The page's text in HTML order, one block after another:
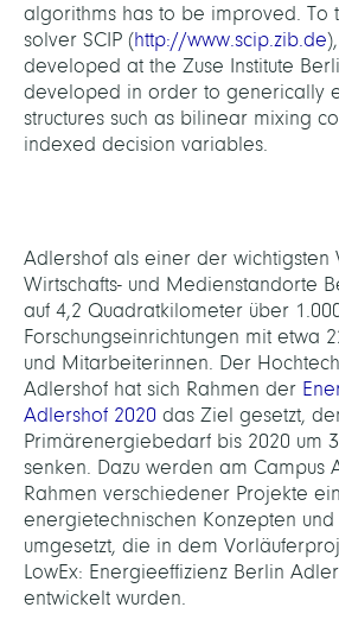
algorithms has to be improved. To
solver SCIP (http://www.scip.zib.de
developed at the Zuse Institute
developed in order to generically
structures such as bilinear mixing
indexed decision variables.
Adlershof als einer der wichtigsten
Wirtschafts- und Medienstandorte
auf 4,2 Quadratkilometer über
Forschungseinrichtungen mit etwa
und Mitarbeiterinnen. Der
Adlershof hat sich Rahmen der
Adlershof 2020 das Ziel gesetzt,
Primärenergiebedarf bis 2020 um
senken. Dazu werden am Campus
Rahmen verschiedener Projekte
energietechnischen Konzepten
umgesetzt, die in dem
LowEx: Energieeffizienz Berlin
entwickelt wurden.